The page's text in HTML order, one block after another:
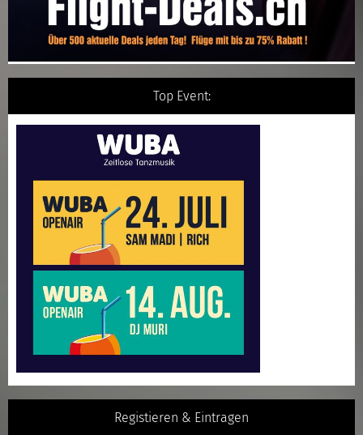
Top Event:
Registieren & Eintragen